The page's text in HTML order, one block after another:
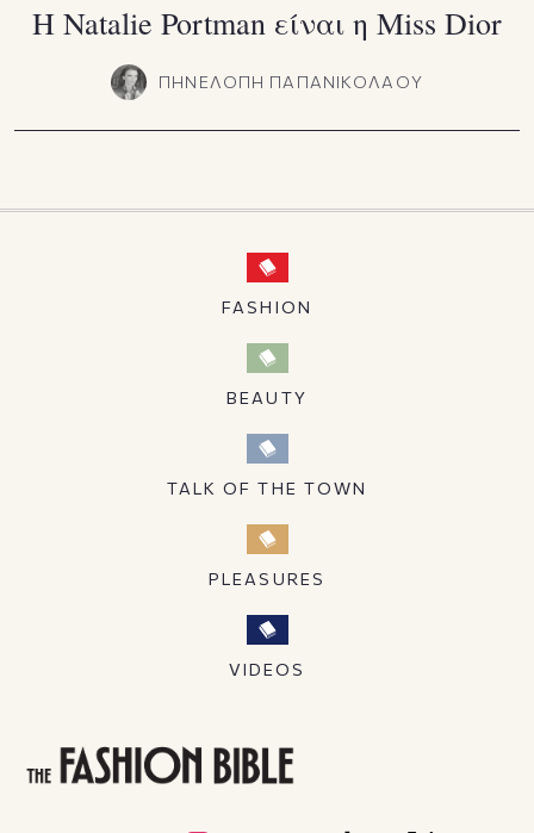
Η Natalie Portman είναι η Miss Dior
ΠΗΝΕΛΟΠΗ ΠΑΠΑΝΙΚΟΛΑΟΥ
FASHION
BEAUTY
TALK OF THE TOWN
PLEASURES
VIDEOS